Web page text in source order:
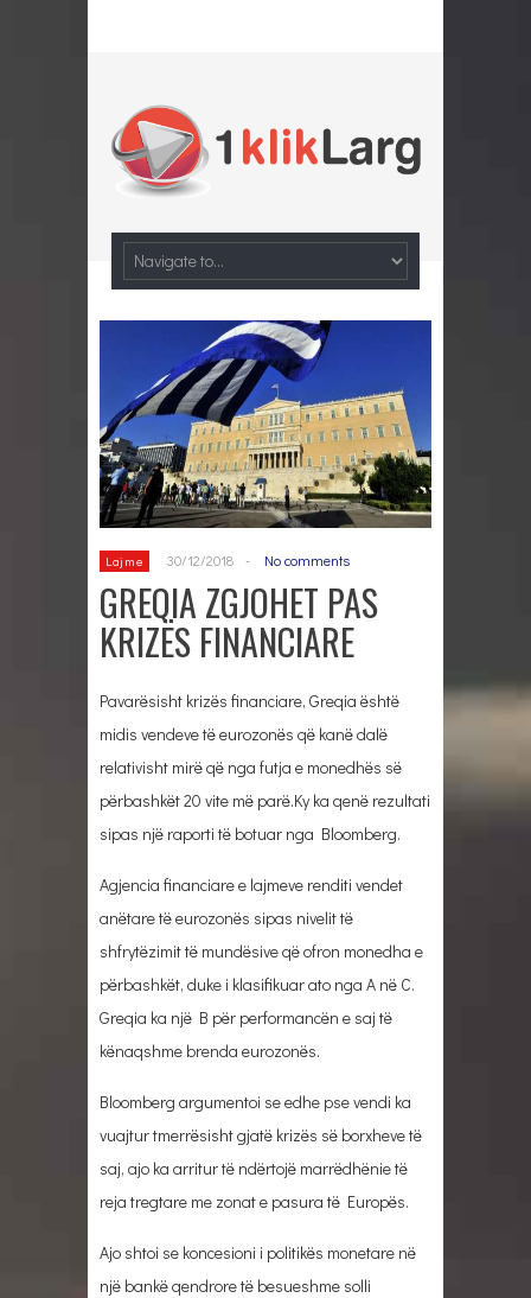
Lajme 30/12/2018 - No comments
GREQIA ZGJOHET PAS
KRIZËS FINANCIARE
Pavarësisht krizës financiare, Greqia është
midis vendeve të eurozonës që kanë dalë
relativisht mirë që nga futja e monedhës së
përbashkët 20 vite më parë.Ky ka qenë rezultati
sipas një raporti të botuar nga Bloomberg.
Agjencia financiare e lajmeve renditi vendet
anëtare të eurozonës sipas nivelit të
shfrytëzimit të mundësive që ofron monedha e
përbashkët, duke i klasifikuar ato nga A në C.
Greqia ka një B për performancën e saj të
kënaqshme brenda eurozonës.
Bloomberg argumentoi se edhe pse vendi ka
vuajtur tmerrësisht gjatë krizës së borxheve të
saj, ajo ka arritur të ndërtojë marrëdhënie të
reja tregtare me zonat e pasura të Europës.
Ajo shtoi se koncesioni i politikës monetare në
një bankë qendrore të besueshme solli